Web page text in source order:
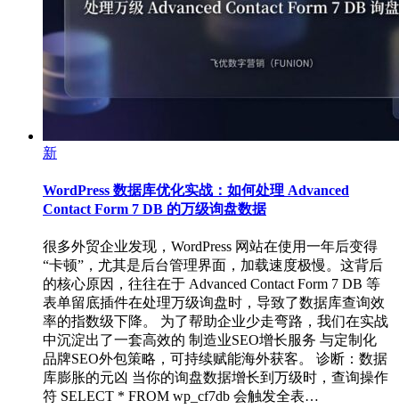
新
WordPress 数据库优化实战：如何处理 Advanced
Contact Form 7 DB 的万级询盘数据
很多外贸企业发现，WordPress 网站在使用一年后变得
“卡顿”，尤其是后台管理界面，加载速度极慢。这背后
的核心原因，往往在于 Advanced Contact Form 7 DB 等
表单留底插件在处理万级询盘时，导致了数据库查询效
率的指数级下降。 为了帮助企业少走弯路，我们在实战
中沉淀出了一套高效的 制造业SEO增长服务 与定制化
品牌SEO外包策略，可持续赋能海外获客。 诊断：数据
库膨胀的元凶 当你的询盘数据增长到万级时，查询操作
符 SELECT * FROM wp_cf7db 会触发全表…